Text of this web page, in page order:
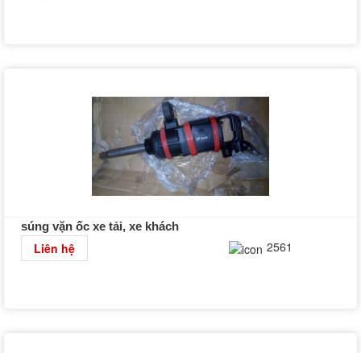
súng vặn ốc xe tải, xe khách
Liên hệ 2561